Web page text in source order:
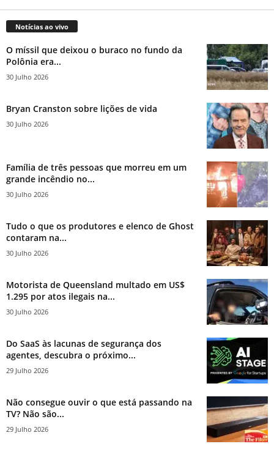
Notícias ao vivo
O míssil que deixou o buraco no fundo da
Polônia era...
30 Julho 2026
Bryan Cranston sobre lições de vida
30 Julho 2026
Família de três pessoas que morreu em um
grande incêndio no...
30 Julho 2026
Tudo o que os produtores e elenco de Ghost
contaram na...
30 Julho 2026
Motorista de Queensland multado em US$
1.295 por atos ilegais na...
30 Julho 2026
Do SaaS às lacunas de segurança dos
agentes, descubra o próximo...
29 Julho 2026
Não consegue ouvir o que está passando na
TV? Não são...
29 Julho 2026